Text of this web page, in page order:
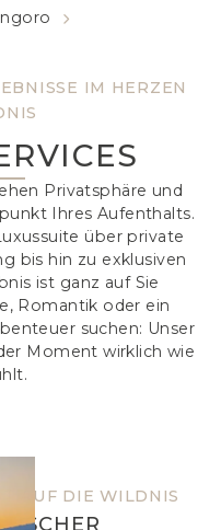
IM HERZEN
Privatsphäre und
Ihres Aufenthalts.
über private
bis hin zu exklusiven
ist ganz auf Sie
Romantik oder ein
suchen: Unser
Moment wirklich wie
AUF DIE WILDNIS